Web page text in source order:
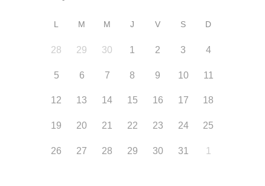
L M M J V S D
28 29 30 1 2 3 4
5 6 7 8 9 10 11
12 13 14 15 16 17 18
19 20 21 22 23 24 25
26 27 28 29 30 31 1